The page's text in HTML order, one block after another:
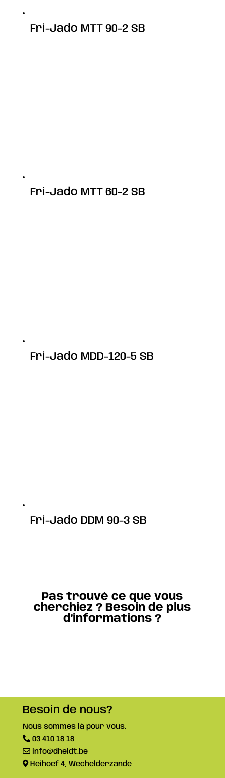
Fri-Jado MTT 90-2 SB
Fri-Jado MTT 60-2 SB
Fri-Jado MDD-120-5 SB
Fri-Jado DDM 90-3 SB
Pas trouvé ce que vous
cherchiez ? Besoin de plus
d’informations ?
Besoin de nous?
Nous sommes là pour vous.
03 410 18 18
info@dheldt.be
Heihoef 4, Wechelderzande